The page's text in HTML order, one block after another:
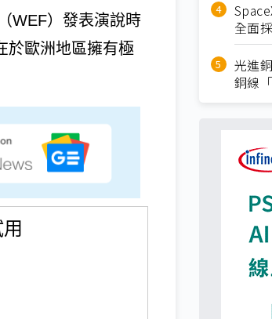
WEF）發表演說時
於歐洲地區擁有極
全面
光進
銅線